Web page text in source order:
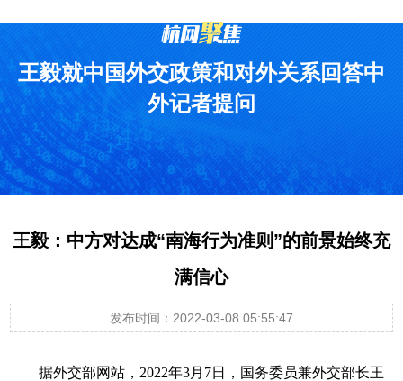
王毅就中国外交政策和对外关系回答中
外记者提问
王毅：中方对达成“南海行为准则”的前景始终充
满信心
发布时间：2022-03-08 05:55:47
据外交部网站，2022年3月7日，国务委员兼外交部长王